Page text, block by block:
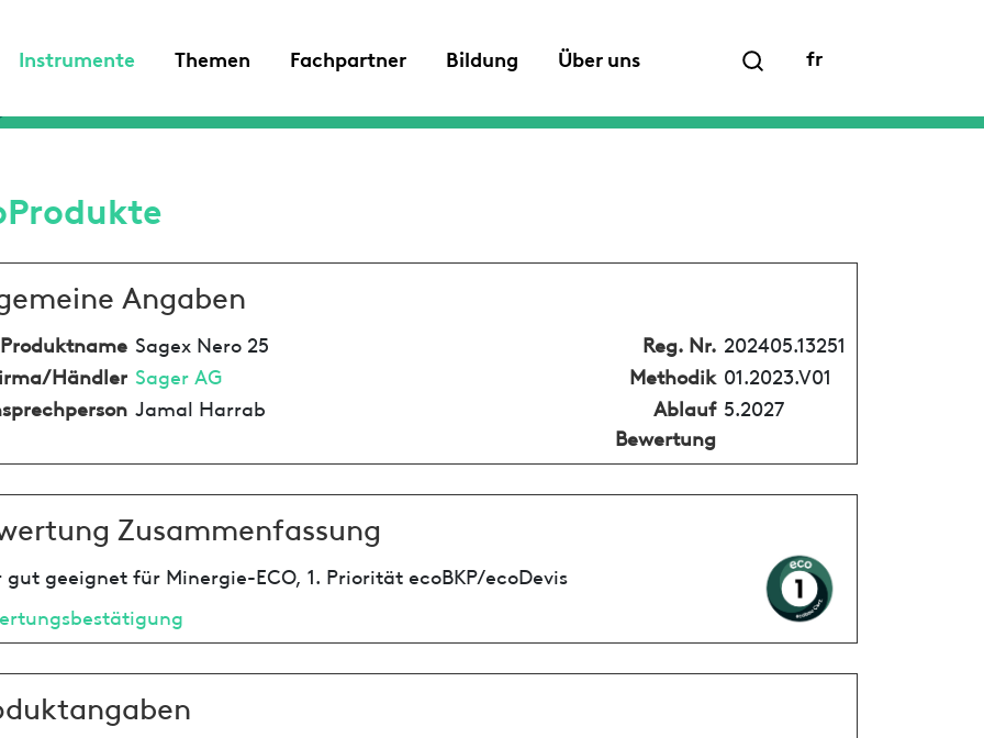
Instrumente Themen Fachpartner Bildung Über uns fr
Angaben
Produktname Sagex Nero 25 Reg. Nr. 202405.13251
Händler Sager AG Methodik 01.2023.V01
Jamal Harrab
Ablauf
Bewertung
5.2027
Zusammenfassung
gut geeignet für Minergie-ECO, 1. Priorität ecoBKP/ecoDevis